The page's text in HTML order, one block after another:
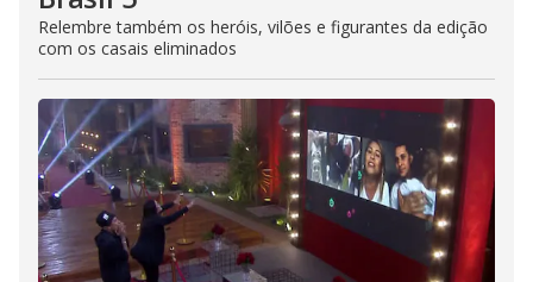
Relembre também os heróis, vilões e figurantes da edição
com os casais eliminados